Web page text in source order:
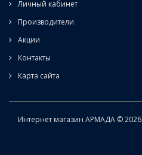
Личный кабинет
Производители
Акции
Контакты
Карта сайта
Интернет магазин АРМАДА © 2026